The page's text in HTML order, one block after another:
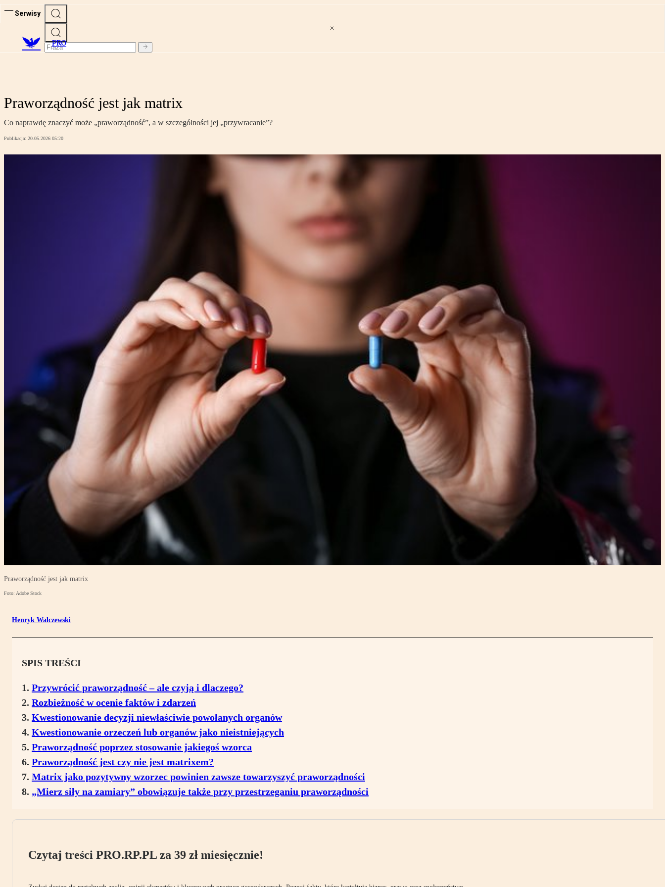
Serwisy
PRO
Praworządność jest jak matrix
Co naprawdę znaczyć może „praworządność”, a w szczególności jej „przywracanie”?
Publikacja: 20.05.2026 05:20
Praworządność jest jak matrix
Foto: Adobe Stock
Henryk Walczewski
SPIS TREŚCI
Przywrócić praworządność – ale czyją i dlaczego?
Rozbieżność w ocenie faktów i zdarzeń
Kwestionowanie decyzji niewłaściwie powołanych organów
Kwestionowanie orzeczeń lub organów jako nieistniejących
Praworządność poprzez stosowanie jakiegoś wzorca
Praworządność jest czy nie jest matrixem?
Matrix jako pozytywny wzorzec powinien zawsze towarzyszyć praworządności
„Mierz siły na zamiary” obowiązuje także przy przestrzeganiu praworządności
Czytaj treści PRO.RP.PL za 39 zł miesięcznie!